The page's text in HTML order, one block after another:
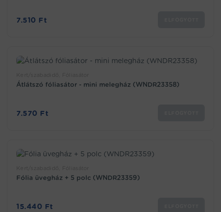
7.510 Ft
Átlátszó fóliasátor - mini melegház (WNDR23358)
7.570 Ft
Fólia üvegház + 5 polc (WNDR23359)
15.440 Ft